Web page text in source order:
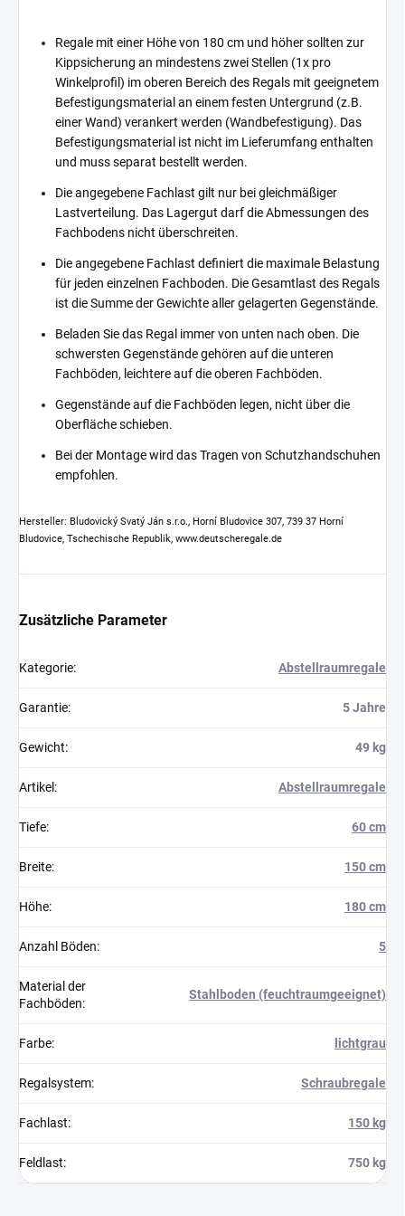
Regale mit einer Höhe von 180 cm und höher sollten zur
Kippsicherung an mindestens zwei Stellen (1x pro
Winkelprofil) im oberen Bereich des Regals mit geeignetem
Befestigungsmaterial an einem festen Untergrund (z.B.
einer Wand) verankert werden (Wandbefestigung). Das
Befestigungsmaterial ist nicht im Lieferumfang enthalten
und muss separat bestellt werden.
Die angegebene Fachlast gilt nur bei gleichmäßiger
Lastverteilung. Das Lagergut darf die Abmessungen des
Fachbodens nicht überschreiten.
Die angegebene Fachlast definiert die maximale Belastung
für jeden einzelnen Fachboden. Die Gesamtlast des Regals
ist die Summe der Gewichte aller gelagerten Gegenstände.
Beladen Sie das Regal immer von unten nach oben. Die
schwersten Gegenstände gehören auf die unteren
Fachböden, leichtere auf die oberen Fachböden.
Gegenstände auf die Fachböden legen, nicht über die
Oberfläche schieben.
Bei der Montage wird das Tragen von Schutzhandschuhen
empfohlen.
Hersteller: Bludovický Svatý Ján s.r.o., Horní Bludovice 307, 739 37 Horní
Bludovice, Tschechische Republik, www.deutscheregale.de
Zusätzliche Parameter
Kategorie: Abstellraumregale
Garantie: 5 Jahre
Gewicht: 49 kg
Artikel : Abstellraumregale
Tiefe: 60 cm
Breite: 150 cm
Höhe: 180 cm
Anzahl Böden: 5
Material der
Fachböden:
Stahlboden (feuchtraumgeeignet)
Farbe: lichtgrau
Regalsystem: Schraubregale
Fachlast: 150 kg
Feldlast: 750 kg